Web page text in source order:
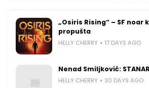
„Osiris Rising“ – SF noar
propušta
HELLY CHERRY 17 DAYS AGO
Nenad Smiljković:
HELLY CHERRY 30 DAYS AGO